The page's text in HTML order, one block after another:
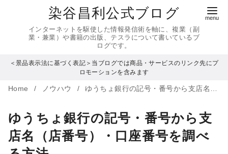
へ
動
染谷昌利公式ブログ
インターネットを駆使した情報発信術を軸に、複業（副
業・兼業）や書籍の出版、テスラについて書いているブ
ログです。
＜景品表示法に基づく表記＞当ブログでは商品・サービスのリンク先にプ
ロモーションを含みます
Home ノウハウ ゆうちょ銀行の記号・番号から支店名（店番号）・口座番号を調べる方法
ゆうちょ銀行の記号・番号から支
店名（店番号）・口座番号を調べ